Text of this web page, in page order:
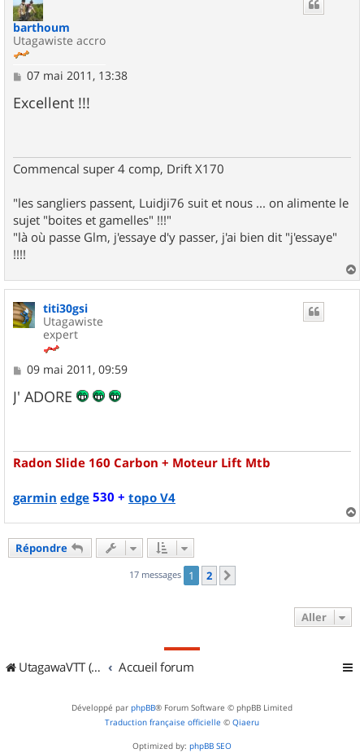
barthoum
Utagawiste accro
M
s
s
07 mai 2011, 13:38
Excellent !!!
Commencal super 4 comp, Drift X170
"les sangliers passent, Luidji76 suit et nous ... on alimente le
sujet "boites et gamelles" !!!"
"là où passe Glm, j'essaye d'y passer, j'ai bien dit "j'essaye"
!!!!
a
titi30gsi
Utagawiste
expert
M
s
s
09 mai 2011, 09:59
J' ADORE
Radon Slide 160 Carbon + Moteur Lift Mtb
garmin edge530 + topo V4
a
Répondre
17 messages 1 2
Aller
UtagawaVTT (Randos VTT et VTTAE avec traces GPS) Accueil forum
Développé par phpBB® Forum Software © phpBB Limited
Traduction française officielle © Qiaeru
Optimized by: phpBB SEO